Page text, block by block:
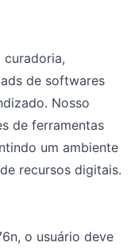
curadoria,
de softwares
Nosso
de ferramentas
um ambiente
recursos digitais.
o usuário deve